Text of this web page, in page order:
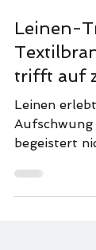
Leinen-
trifft auf
Leinen
Aufschwung